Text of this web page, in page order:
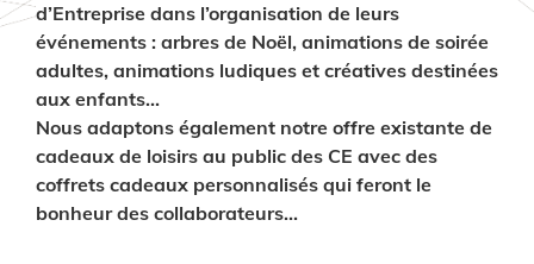
d’Entreprise dans l’organisation de leurs
événements : arbres de Noël, animations de soirée
adultes, animations ludiques et créatives destinées
aux enfants…
Nous adaptons également notre offre existante de
cadeaux de loisirs au public des CE avec des
coffrets cadeaux personnalisés qui feront le
bonheur des collaborateurs…